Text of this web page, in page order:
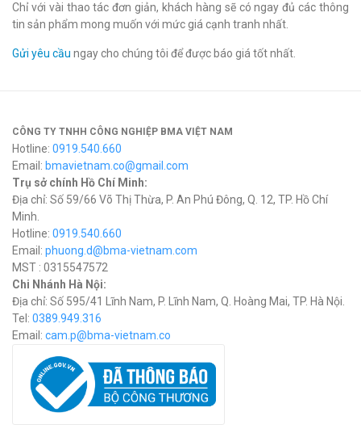
Chỉ với vài thao tác đơn giản, khách hàng sẽ có ngay đủ các thông
tin sản phẩm mong muốn với mức giá cạnh tranh nhất.
Gửi yêu cầu ngay cho chúng tôi để được báo giá tốt nhất.
CÔNG TY TNHH CÔNG NGHIỆP BMA VIỆT NAM
Hotline: 0919.540.660
Email: bmavietnam.co@gmail.com
Trụ sở chính Hồ Chí Minh:
Địa chỉ: Số 59/66 Võ Thị Thừa, P. An Phú Đông, Q. 12, TP. Hồ Chí
Minh.
Hotline: 0919.540.660
Email: phuong.d@bma-vietnam.com
MST : 0315547572
Chi Nhánh Hà Nội:
Địa chỉ: Số 595/41 Lĩnh Nam, P. Lĩnh Nam, Q. Hoàng Mai, TP. Hà Nội.
Tel: 0389.949.316
Email: cam.p@bma-vietnam.co